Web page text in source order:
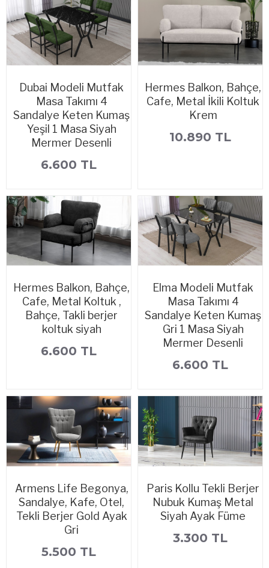
Dubai Modeli Mutfak
Masa Takımı 4
Sandalye Keten Kumaş
Yeşil 1 Masa Siyah
Mermer Desenli
6.600 TL
Hermes Balkon, Bahçe,
Cafe, Metal İkili Koltuk
Krem
10.890 TL
Hermes Balkon, Bahçe,
Cafe, Metal Koltuk ,
Bahçe, Takli berjer
koltuk siyah
6.600 TL
Elma Modeli Mutfak
Masa Takımı 4
Sandalye Keten Kumaş
Gri 1 Masa Siyah
Mermer Desenli
6.600 TL
Armens Life Begonya,
Sandalye, Kafe, Otel,
Tekli Berjer Gold Ayak
Gri
5.500 TL
Paris Kollu Tekli Berjer
Nubuk Kumaş Metal
Siyah Ayak Füme
3.300 TL